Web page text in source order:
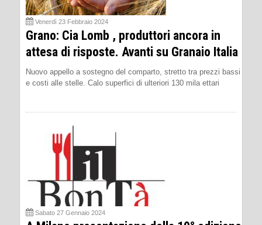
Venerdì 23 Febbraio 2024
Grano: Cia Lomb , produttori ancora in
attesa di risposte. Avanti su Granaio Italia
Nuovo appello a sostegno del comparto, stretto tra prezzi bassi
e costi alle stelle. Calo superfici di ulteriori 130 mila ettari
Sabato 27 Gennaio 2024